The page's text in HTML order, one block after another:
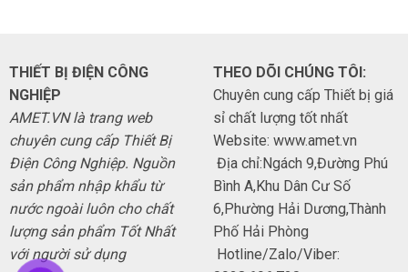
THIẾT BỊ ĐIỆN CÔNG
NGHIỆP
AMET.VN là trang web
chuyên cung cấp Thiết Bị
Điện Công Nghiệp. Nguồn
sản phẩm nhập khẩu từ
nước ngoài luôn cho chất
lượng sản phẩm Tốt Nhất
với người sử dụng
THEO DÕI CHÚNG TÔI:
Chuyên cung cấp Thiết bị giá
sỉ chất lượng tốt nhất
Website: www.amet.vn
Địa chỉ:Ngách 9,Đường Phú
Bình A,Khu Dân Cư Số
6,Phường Hải Dương,Thành
Phố Hải Phòng
Hotline/Zalo/Viber: